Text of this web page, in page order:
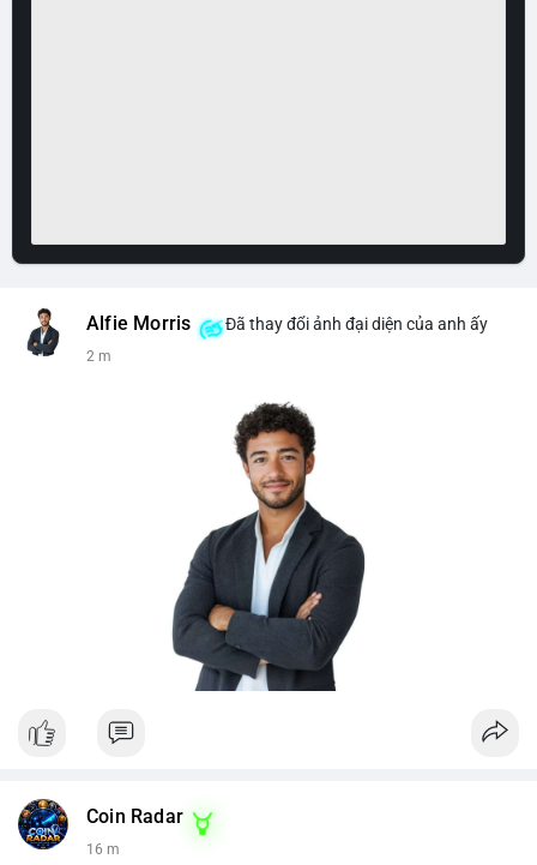
Alfie Morris Đã thay đổi ảnh đại diện của anh ấy
2 m
Coin Radar
16 m